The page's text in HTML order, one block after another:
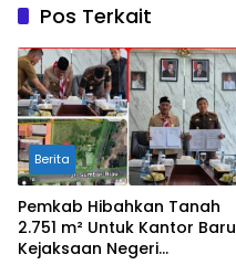
Pos Terkait
Berita
Pemkab Hibahkan Tanah
2.751 m² Untuk Kantor Baru
Kejaksaan Negeri